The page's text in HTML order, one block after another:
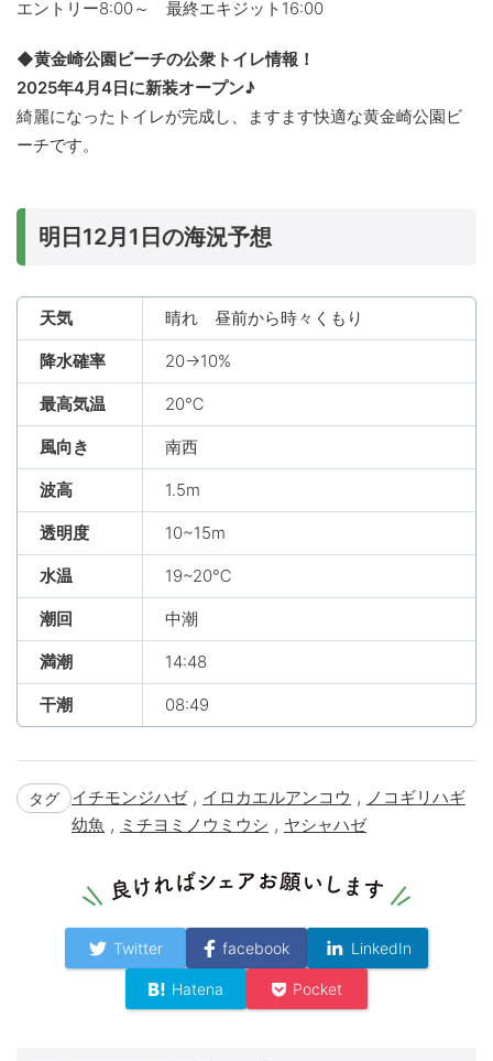
エントリー8:00～ 最終エキジット16:00
◆黄金崎公園ビーチの公衆トイレ情報！
2025年4月4日に新装オープン♪
綺麗になったトイレが完成し、ますます快適な黄金崎公園ビ
ーチです。
明日12月1日の海況予想
天気 晴れ 昼前から時々くもり
降水確率 20→10%
最高気温 20℃
風向き 南西
波高 1.5m
透明度 10~15m
水温 19~20℃
潮回 中潮
満潮 14:48
干潮 08:49
タグ イチモンジハゼ, イロカエルアンコウ , ノコギリハギ
幼魚 , ミチヨミノウミウシ , ヤシャハゼ
Twitter facebook LinkedIn
Hatena Pocket